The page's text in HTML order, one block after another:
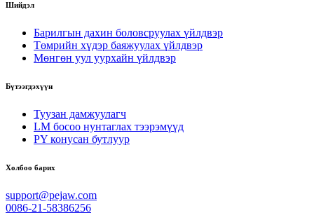
Шийдэл
Барилгын дахин боловсруулах үйлдвэр
Төмрийн хүдэр баяжуулах үйлдвэр
Мөнгөн уул уурхайн үйлдвэр
Бүтээгдэхүүн
Туузан дамжуулагч
LM босоо нунтаглах тээрэмүүд
PY конусан бутлуур
Холбоо барих
support@pejaw.com
0086-21-58386256